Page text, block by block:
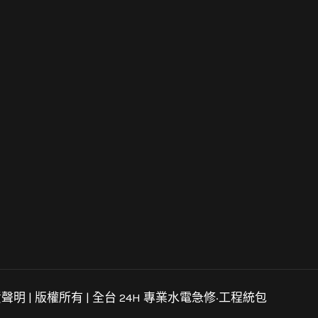
明 | 版權所有 | 全台 24H 專業水電急修·工程統包